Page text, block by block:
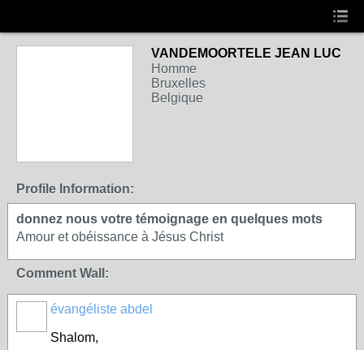
VANDEMOORTELE JEAN LUC
Homme
Bruxelles
Belgique
Profile Information:
donnez nous votre témoignage en quelques mots
Amour et obéissance à Jésus Christ
Comment Wall:
évangéliste abdel
Shalom,